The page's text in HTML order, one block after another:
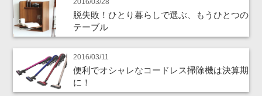
脱失敗！ひとり暮らしで選ぶ、もうひとつの
テーブル
2016/03/11
便利でオシャレなコードレス掃除機は決算期
に！